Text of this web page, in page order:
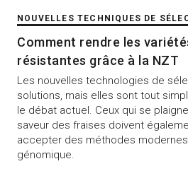
NOUVELLES TECHNIQUES DE
Comment rendre les
résistantes grâce à la NZT
Les nouvelles technologies de
solutions, mais elles sont tout
le débat actuel. Ceux qui se
saveur des fraises doivent
accepter des méthodes
génomique.